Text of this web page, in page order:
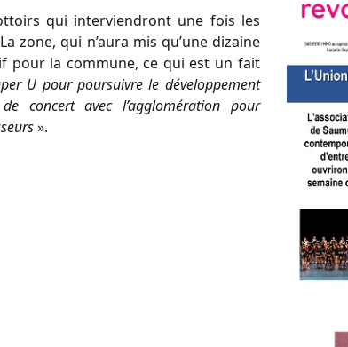
qui interviendront une fois les
zone, qui n’aura mis qu’une dizaine
pour la commune, ce qui est un fait
U pour poursuivre le développement
concert avec l’agglomération pour
».